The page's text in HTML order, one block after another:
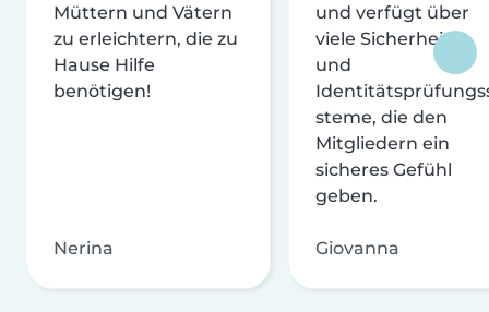
Müttern und Vätern
zu erleichtern, die zu
Hause Hilfe
benötigen!
Nerina
und verfügt über
viele Sicherheits-
und
steme, die den
Mitgliedern ein
sicheres Gefühl
geben.
Giovanna